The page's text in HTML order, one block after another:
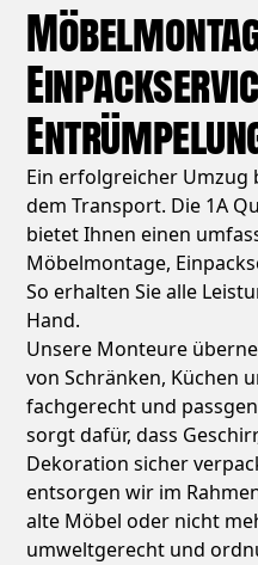
Ein erfolgreicher Umzug
dem Transport. Die 1A
bietet Ihnen einen
Möbelmontage,
So erhalten Sie alle
Hand.
Unsere Monteure
von Schränken, Küchen
fachgerecht und
sorgt dafür, dass
Dekoration sicher
entsorgen wir im
alte Möbel oder nicht
umweltgerecht und